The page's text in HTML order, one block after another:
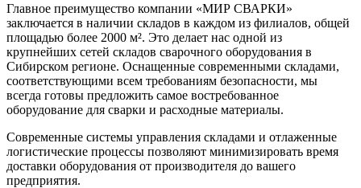
Главное преимущество компании «МИР СВАРКИ»
заключается в наличии складов в каждом из филиалов, общей
площадью более 2000 м². Это делает нас одной из
крупнейших сетей складов сварочного оборудования в
Сибирском регионе. Оснащенные современными складами,
соответствующими всем требованиям безопасности, мы
всегда готовы предложить самое востребованное
оборудование для сварки и расходные материалы.
Современные системы управления складами и отлаженные
логистические процессы позволяют минимизировать время
доставки оборудования от производителя до вашего
предприятия.